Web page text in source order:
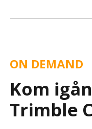
ON DEMAND
Kom
Trimble